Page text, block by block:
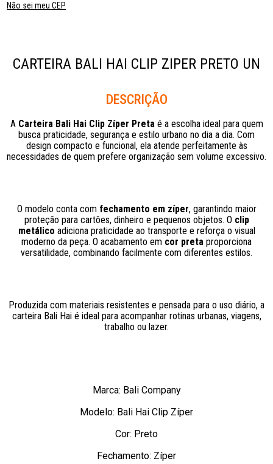
Não sei meu CEP
CARTEIRA BALI HAI CLIP ZIPER PRETO UN
Descrição
A Carteira Bali Hai Clip Zíper Pretaé a escolha ideal para quem
busca praticidade, segurança e estilo urbano no dia a dia. Com
design compacto e funcional, ela atende perfeitamente às
necessidades de quem prefere organização sem volume excessivo.
O modelo conta com fechamento em zíper, garantindo maior
proteção para cartões, dinheiro e pequenos objetos. O clip
metálico adiciona praticidade ao transporte e reforça o visual
moderno da peça. O acabamento em cor preta proporciona
versatilidade, combinando facilmente com diferentes estilos.
Produzida com materiais resistentes e pensada para o uso diário, a
carteira Bali Hai é ideal para acompanhar rotinas urbanas, viagens,
trabalho ou lazer.
Marca: Bali Company
Modelo: Bali Hai Clip Zíper
Cor: Preto
Fechamento: Zíper